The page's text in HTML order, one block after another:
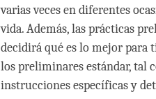
varias veces en diferentes
vida. Además, las prácticas
decidirá qué es lo mejor para
los preliminares estándar, tal
instrucciones específicas y